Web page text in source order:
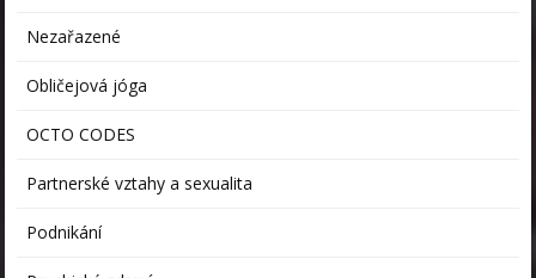
Nezařazené
Obličejová jóga
OCTO CODES
Partnerské vztahy a sexualita
Podnikání